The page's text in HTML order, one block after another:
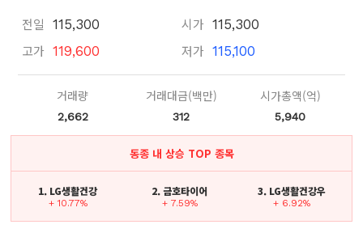
전일 115,300
고가 119,600
시가 115,300
저가 115,100
거래량
2,662
거래대금(백만)
312
시가총액(억)
5,940
동종 내 상승 TOP 종목
1. LG생활건강
+ 10.77%
2. 금호타이어
+ 7.59%
3. LG생활건강우
+ 6.92%